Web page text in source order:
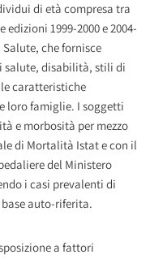
di età compresa tra
1999-2000 e 2004-
che fornisce
salute, disabilità, stili di
caratteristiche
loro famiglie. I soggetti
e morbosità per mezzo
di Mortalità Istat e con il
del Ministero
i casi prevalenti di
base auto-riferita.
a fattori